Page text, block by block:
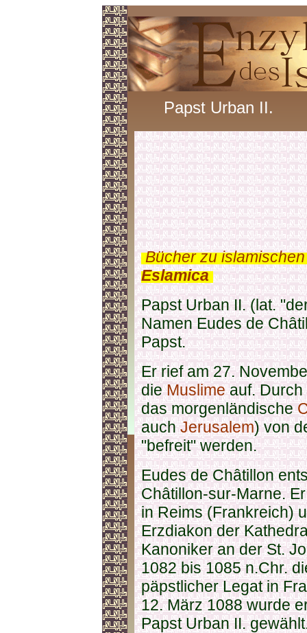
Papst Urban II.
.Bücher zu
Eslamica.
Papst Urban II. (lat.
Namen Eudes de
Papst.
Er rief am 27.
dieMuslimeauf. Durch
das morgenländische
auchJerusalem) von
"befreit" werden.
Eudes de Châtillon
Châtillon-sur-Marne.
in Reims (Frankreich)
Erzdiakon der
Kanoniker an der St.
1082 bis 1085 n.Chr.
päpstlicher Legat in
12. März 1088 wurde
Papst Urban II.